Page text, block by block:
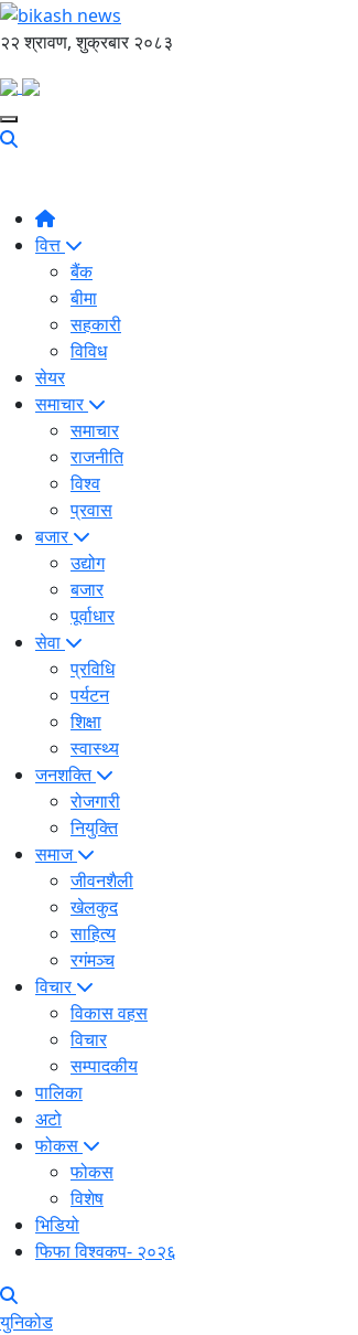
२२ श्रावण, शुक्रबार २०८३
वित्त
बैंक
बीमा
सहकारी
विविध
सेयर
समाचार
समाचार
राजनीति
विश्व
प्रवास
बजार
उद्योग
बजार
पूर्वाधार
सेवा
प्रविधि
पर्यटन
शिक्षा
स्वास्थ्य
जनशक्ति
रोजगारी
नियुक्ति
समाज
जीवनशैली
खेलकुद
साहित्य
रगंमञ्च
विचार
विकास वहस
विचार
सम्पादकीय
पालिका
अटो
फोकस
फोकस
विशेष
भिडियो
फिफा विश्वकप- २०२६
युनिकोड